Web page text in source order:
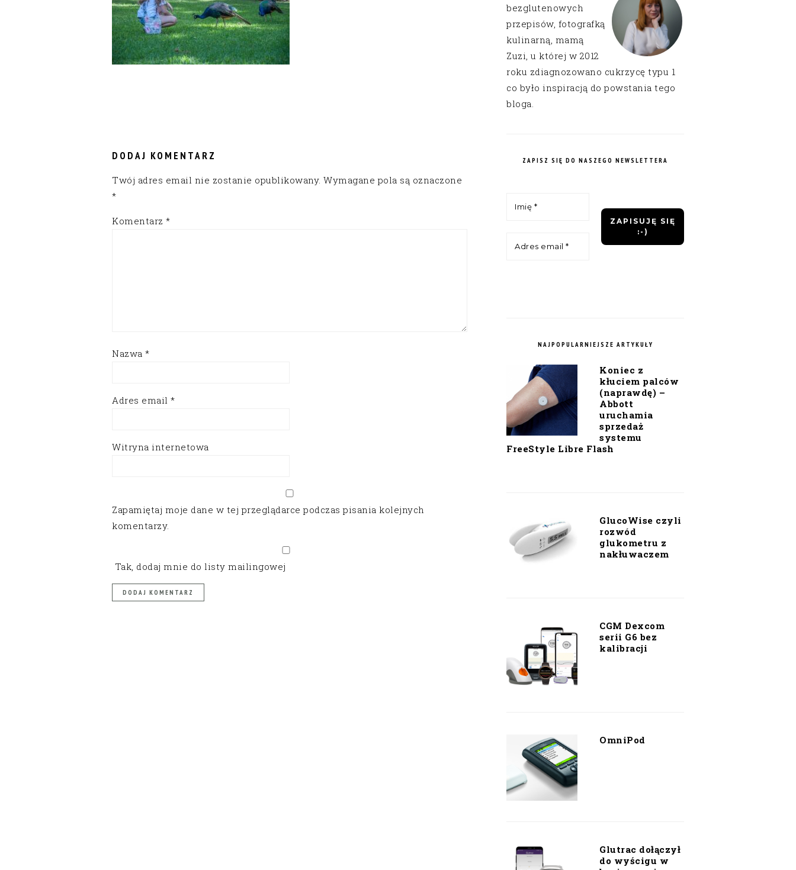
DODAJ KOMENTARZ
Twój adres email nie zostanie opublikowany. Wymagane pola są oznaczone
*
Komentarz *
Nazwa *
Adres email *
Witryna internetowa
Zapamiętaj moje dane w tej przeglądarce podczas pisania kolejnych
komentarzy.
Tak, dodaj mnie do listy mailingowej
bezglutenowych
przepisów, fotografką
kulinarną, mamą
Zuzi, u której w 2012
roku zdiagnozowano cukrzycę typu 1
co było inspiracją do powstania tego
bloga.
ZAPISZ SIĘ DO NASZEGO NEWSLETTERA
NAJPOPULARNIEJSZE ARTYKUŁY
Koniec z
kłuciem palców
(naprawdę) –
Abbott
uruchamia
sprzedaż
systemu
FreeStyle Libre Flash
GlucoWise czyli
rozwód
glukometru z
nakłuwaczem
CGM Dexcom
serii G6 bez
kalibracji
OmniPod
Glutrac dołączył
do wyścigu w